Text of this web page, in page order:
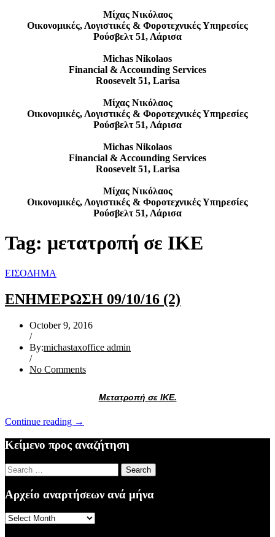
Μίχας Νικόλαος
Οικονομικές, Λογιστικές & Φοροτεχνικές Υπηρεσίες
Ρούσβελτ 51, Λάρισα
Michas Nikolaos
Financial & Accounding Services
Roosevelt 51, Larisa
Μίχας Νικόλαος
Οικονομικές, Λογιστικές & Φοροτεχνικές Υπηρεσίες
Ρούσβελτ 51, Λάρισα
Michas Nikolaos
Financial & Accounding Services
Roosevelt 51, Larisa
Μίχας Νικόλαος
Οικονομικές, Λογιστικές & Φοροτεχνικές Υπηρεσίες
Ρούσβελτ 51, Λάρισα
Tag: μετατροπή σε ΙΚΕ
ΕΙΣΟΔΗΜΑ
ΕΝΗΜΕΡΩΣΗ 09/10/16 (2)
October 9, 2016
/
By:michastaxoffice admin
/
No Comments
Μετατροπή σε ΙΚΕ.
Continue reading “ΕΝΗΜΕΡΩΣΗ
(2)”
→
Κείμενο προς αναζήτηση
Search
for:
Αρχείο αναρτήσεων ανά μήνα
Αρχείο